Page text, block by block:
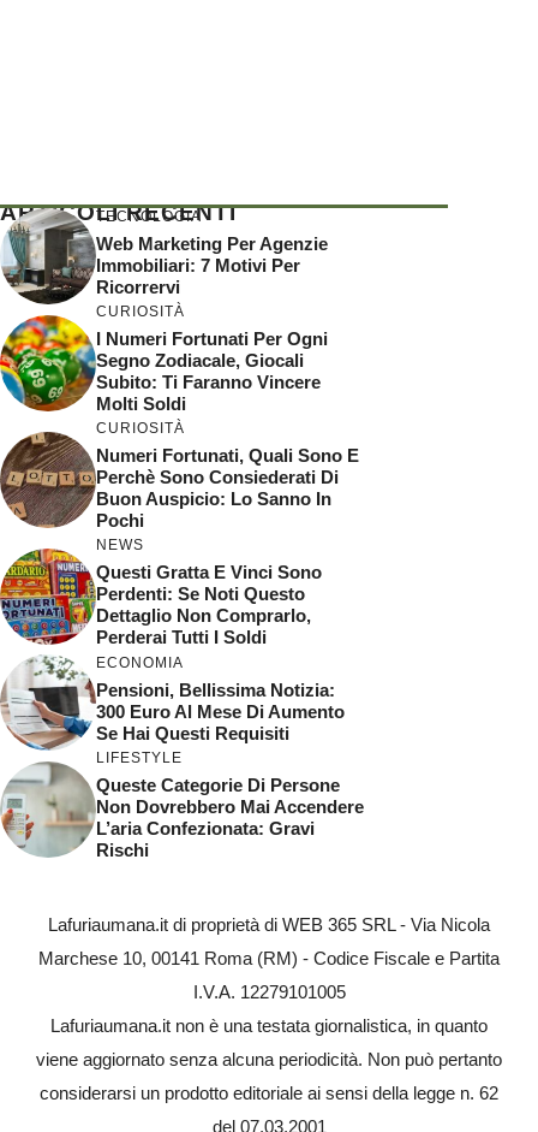
ARTICOLI RECENTI
TECNOLOGIA
Web Marketing Per Agenzie
Immobiliari: 7 Motivi Per
Ricorrervi
CURIOSITÀ
I Numeri Fortunati Per Ogni
Segno Zodiacale, Giocali
Subito: Ti Faranno Vincere
Molti Soldi
CURIOSITÀ
Numeri Fortunati, Quali Sono E
Perchè Sono Consiederati Di
Buon Auspicio: Lo Sanno In
Pochi
NEWS
Questi Gratta E Vinci Sono
Perdenti: Se Noti Questo
Dettaglio Non Comprarlo,
Perderai Tutti I Soldi
ECONOMIA
Pensioni, Bellissima Notizia:
300 Euro Al Mese Di Aumento
Se Hai Questi Requisiti
LIFESTYLE
Queste Categorie Di Persone
Non Dovrebbero Mai Accendere
L’aria Confezionata: Gravi
Rischi
Lafuriaumana.it di proprietà di WEB 365 SRL - Via Nicola
Marchese 10, 00141 Roma (RM) - Codice Fiscale e Partita
I.V.A. 12279101005
Lafuriaumana.it non è una testata giornalistica, in quanto
viene aggiornato senza alcuna periodicità. Non può pertanto
considerarsi un prodotto editoriale ai sensi della legge n. 62
del 07.03.2001